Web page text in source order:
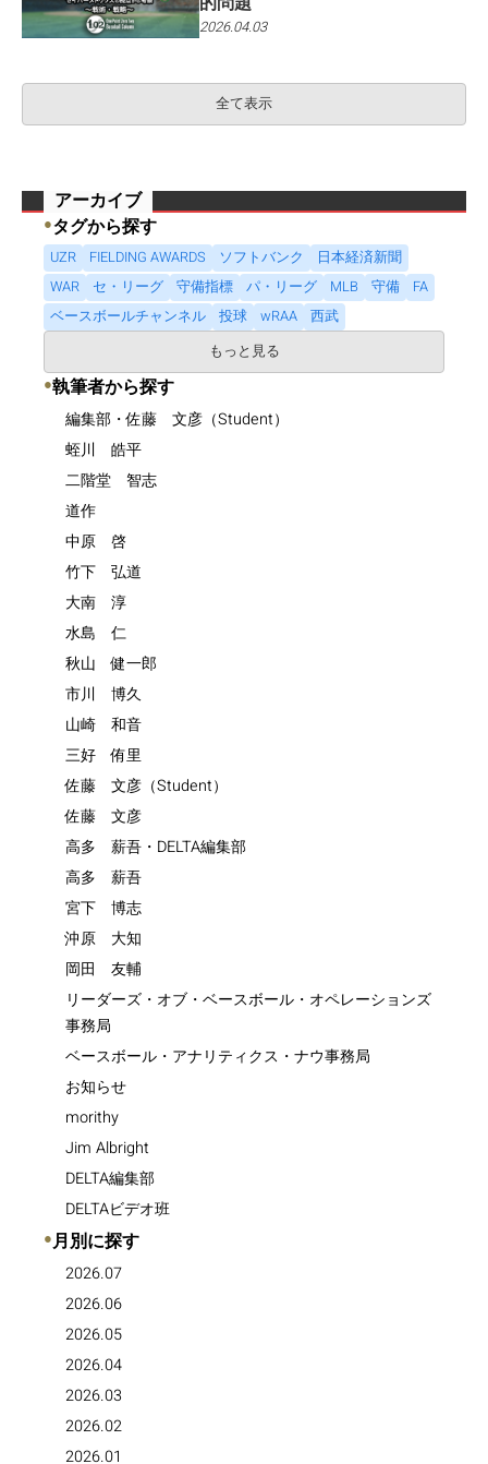
2026.04.03
全て表示
アーカイブ
●タグから探す
UZR FIELDING AWARDS ソフトバンク
日本経済新聞
WAR
セ・リーグ 守備指標 パ・リーグ MLB 守備
FA
ベースボールチャンネル
投球 wRAA
西武
もっと見る
●執筆者から探す
編集部・佐藤 文彦（Student）
蛭川 皓平
二階堂 智志
道作
中原 啓
竹下 弘道
大南 淳
水島 仁
秋山 健一郎
市川 博久
山崎 和音
三好 侑里
佐藤 文彦（Student）
佐藤 文彦
高多 薪吾・DELTA編集部
高多 薪吾
宮下 博志
沖原 大知
岡田 友輔
リーダーズ・オブ・ベースボール・オペレーションズ
事務局
ベースボール・アナリティクス・ナウ事務局
お知らせ
morithy
Jim Albright
DELTA編集部
DELTAビデオ班
●月別に探す
2026.07
2026.06
2026.05
2026.04
2026.03
2026.02
2026.01